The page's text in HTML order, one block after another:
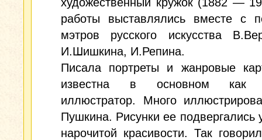
работы выставлялись вместе с
мэтров русского искусства
И.Шишкина, И.Репина.
Писала портреты и жанровые
известна в основном как
иллюстратор. Много
Пушкина. Рисунки ее подвергались
нарочитой красивости. Так